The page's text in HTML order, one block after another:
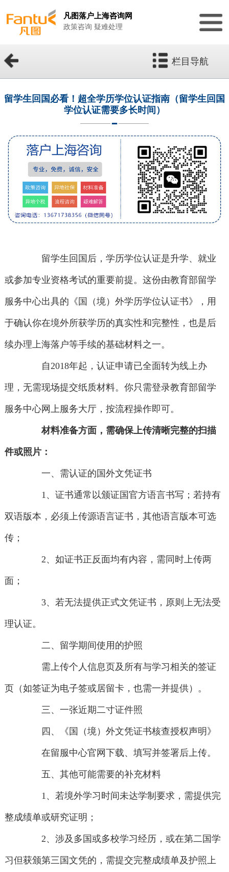
凡图落户上海咨询网
政策咨询 疑难处理
栏目导航
留学生回国必看！超全学历学位认证指南（留学生回国
学位认证需要多长时间）
留学生回国后，学历学位认证是升学、就业
或参加专业资格考试的重要前提。这份由教育部留学
服务中心出具的《国（境）外学历学位认证书》，用
于确认你在境外所获学历的真实性和完整性，也是后
续办理上海落户等手续的基础材料之一。
自2018年起，认证申请已全面转为线上办
理，无需现场提交纸质材料。你只需登录教育部留学
服务中心网上服务大厅，按流程操作即可。
材料准备方面，需确保上传清晰完整的扫描
件或照片：
一、需认证的国外文凭证书
1、证书通常以颁证国官方语言书写；若持有
双语版本，必须上传源语言证书，其他语言版本可选
传；
2、如证书正反面均有内容，需同时上传两
面；
3、若无法提供正式文凭证书，原则上无法受
理认证。
二、留学期间使用的护照
需上传个人信息页及所有与学习相关的签证
页（如签证为电子签或居留卡，也需一并提供）。
三、一张近期二寸证件照
四、《国（境）外文凭证书核查授权声明》
在留服中心官网下载、填写并签署后上传。
五、其他可能需要的补充材料
1、若境外学习时间未达学制要求，需提供完
整成绩单或研究证明；
2、涉及多国或多校学习经历，或在第二国学
习但获颁第三国文凭的，需提交完整成绩单及护照上